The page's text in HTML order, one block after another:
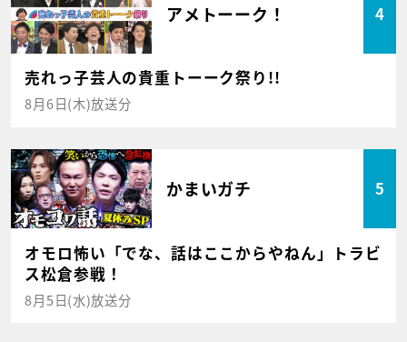
アメトーーク！ 4
売れっ子芸人の貴重トーーク祭り!!
8月6日(木)放送分
かまいガチ 5
オモロ怖い「でな、話はここからやねん」トラビ
ス松倉参戦！
8月5日(水)放送分